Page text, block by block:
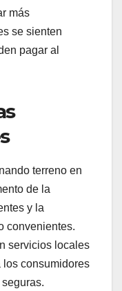
más
se sienten
pagar al
terreno en
de la
y la
convenientes.
servicios locales
consumidores